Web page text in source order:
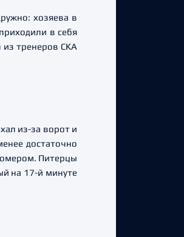
хозяева в
в себя
из тренеров СКА
из-за ворот и
достаточно
Питерцы
на 17-й минуте